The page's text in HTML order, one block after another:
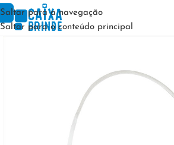
Saltar para a navegação
Saltar para o conteúdo principal